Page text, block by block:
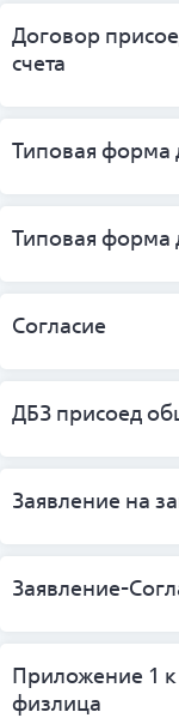
Договор
счета
Типовая форма
Типовая форма
Согласие
ДБЗ присоед
Заявление на
Заявление-
Приложение 1 к
физлица